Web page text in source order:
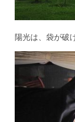
陽光は、袋が破